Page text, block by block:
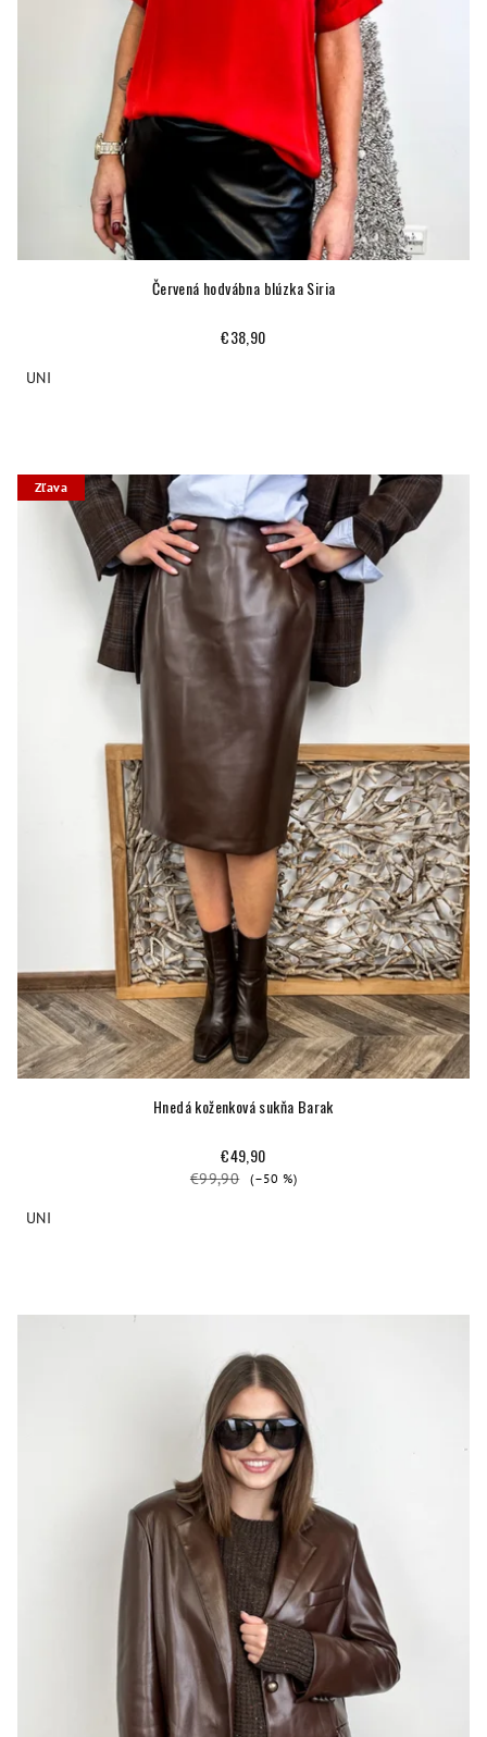
Červená hodvábna blúzka Siria
€38,90
UNI
Zľava
Hnedá koženková sukňa Barak
€49,90
€99,90 (–50 %)
UNI